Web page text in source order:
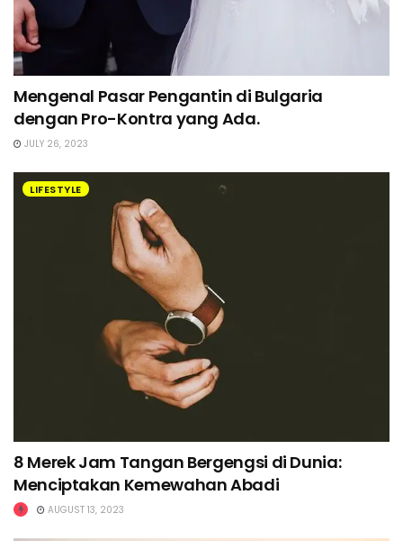
Mengenal Pasar Pengantin di Bulgaria
dengan Pro-Kontra yang Ada.
JULY 26, 2023
LIFESTYLE
8 Merek Jam Tangan Bergengsi di Dunia:
Menciptakan Kemewahan Abadi
AUGUST 13, 2023